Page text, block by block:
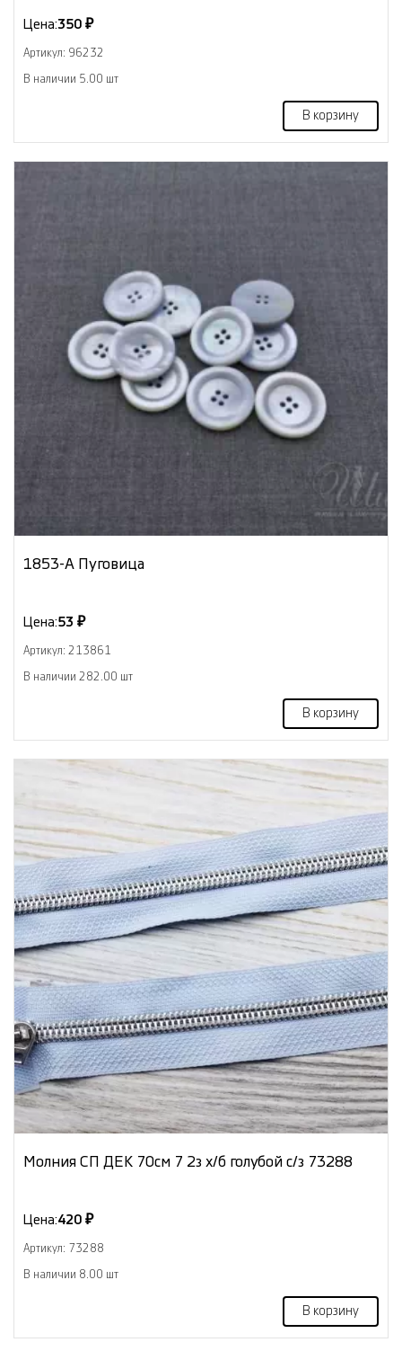
Цена:350 ₽
Артикул: 96232
В наличии 5.00 шт
В корзину
1853-А Пуговица
Цена:53 ₽
Артикул: 213861
В наличии 282.00 шт
В корзину
Молния СП ДЕК 70см 7 2з х/б голубой с/з 73288
Цена:420 ₽
Артикул: 73288
В наличии 8.00 шт
В корзину